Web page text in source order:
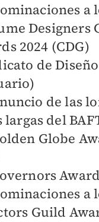
a
Designers
2024 (CDG)
de
de las
largas del
Globe
a
Guild